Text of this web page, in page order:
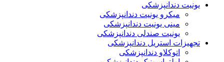
یونیت دندانپزشکی
میکرو یونیت دندانپزشکی
مینی یونیت دندانپزشکی
یونیت صندلی دندانپزشکی
تجهیزات استریل دندانپزشکی
اتوکلاو دندانپزشکی